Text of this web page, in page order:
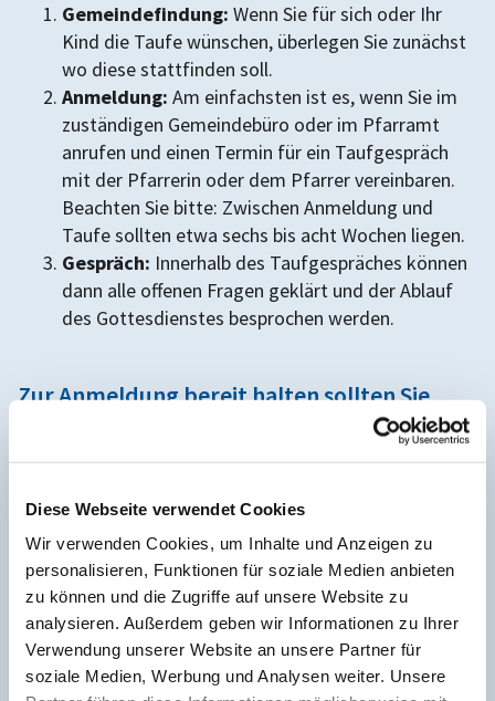
Diese Webseite verwendet Cookies
Wir verwenden Cookies, um Inhalte und Anzeigen zu
personalisieren, Funktionen für soziale Medien anbieten
zu können und die Zugriffe auf unsere Website zu
analysieren. Außerdem geben wir Informationen zu Ihrer
Verwendung unserer Website an unsere Partner für
soziale Medien, Werbung und Analysen weiter. Unsere
Gemeindefindung: Wenn Sie für sich oder Ihr
Kind die Taufe wünschen, überlegen Sie zunächst
wo diese stattfinden soll.
Anmeldung: Am einfachsten ist es, wenn Sie im
zuständigen Gemeindebüro oder im Pfarramt
anrufen und einen Termin für ein Taufgespräch
mit der Pfarrerin oder dem Pfarrer vereinbaren.
Beachten Sie bitte: Zwischen Anmeldung und
Taufe sollten etwa sechs bis acht Wochen liegen.
Gespräch: Innerhalb des Taufgespräches können
dann alle offenen Fragen geklärt und der Ablauf
des Gottesdienstes besprochen werden.
Zur Anmeldung bereit halten sollten Sie
Geburtsurkunde (Bescheinigung „für religiöse
Zwecke“)
Falls die Patinnen bzw. Paten ihren Wohnsitz nicht
in der Gemeinde haben, in der das Kind getauft
wird, benötigen diese
Mitgliedsbescheinigungenaus ihren eigenen
Kirchengemeinden, das sind sogenannte